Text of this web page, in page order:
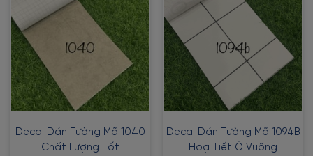
Decal Dán Tường Mã 1040
Chất Lượng Tốt
Decal Dán Tường Mã 1094B
Hoạ Tiết Ô Vuông